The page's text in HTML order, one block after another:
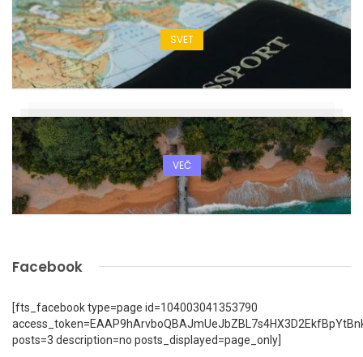
SVET
VEČ
Facebook
[fts_facebook type=page id=104003041353790
posts=3 description=no posts_displayed=page_only]